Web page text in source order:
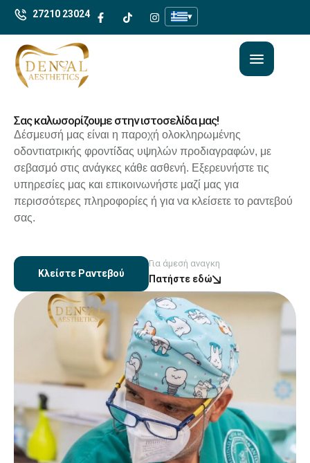
27210 23024 ▾
Σας καλωσορίζουμε στην ιστοσελίδα μας!
Δέσμευσή μας είναι η παροχή ολοκληρωμένης
οδοντιατρικής φροντίδας υψηλών προδιαγραφών, με
σεβασμό στις ανάγκες κάθε ασθενή. Εξερευνήστε τις
υπηρεσίες μας και επικοινωνήστε μαζί μας για
περισσότερες πληροφορίες ή για να κλείσετε το ραντεβού
σας.
Κλείστε Ραντεβού
Για άμεσή αναγκη
Πατήστε εδώ